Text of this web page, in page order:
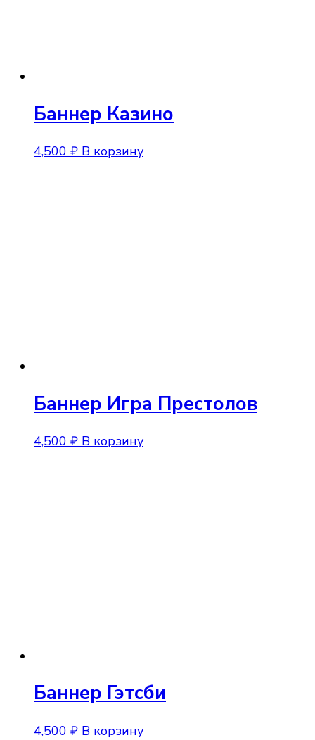
Баннер Казино
4,500 ₽ В корзину
Баннер Игра Престолов
4,500 ₽ В корзину
Баннер Гэтсби
4,500 ₽ В корзину